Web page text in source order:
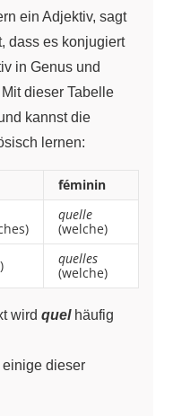
ein Adjektiv, sagt
dass es konjugiert
in Genus und
dieser Tabelle
kannst die
lernen:
féminin
quelle
(welche)
quelles
(welche)
wird quelhäufig
dieser